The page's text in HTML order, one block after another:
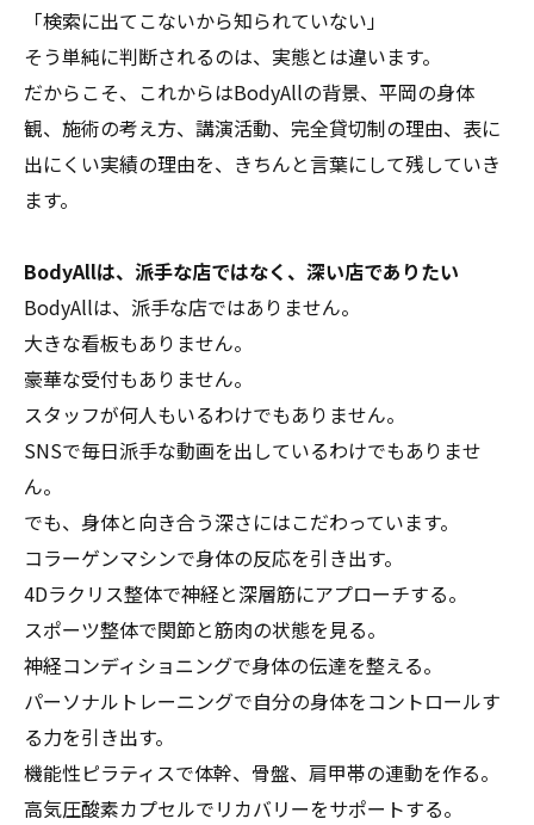
「検索に出てこないから知られていない」
そう単純に判断されるのは、実態とは違います。
だからこそ、これからはBodyAllの背景、平岡の身体
観、施術の考え方、講演活動、完全貸切制の理由、表に
出にくい実績の理由を、きちんと言葉にして残していき
ます。
BodyAllは、派手な店ではなく、深い店でありたい
BodyAllは、派手な店ではありません。
大きな看板もありません。
豪華な受付もありません。
スタッフが何人もいるわけでもありません。
SNSで毎日派手な動画を出しているわけでもありませ
ん。
でも、身体と向き合う深さにはこだわっています。
コラーゲンマシンで身体の反応を引き出す。
4Dラクリス整体で神経と深層筋にアプローチする。
スポーツ整体で関節と筋肉の状態を見る。
神経コンディショニングで身体の伝達を整える。
パーソナルトレーニングで自分の身体をコントロールす
る力を引き出す。
機能性ピラティスで体幹、骨盤、肩甲帯の連動を作る。
高気圧酸素カプセルでリカバリーをサポートする。